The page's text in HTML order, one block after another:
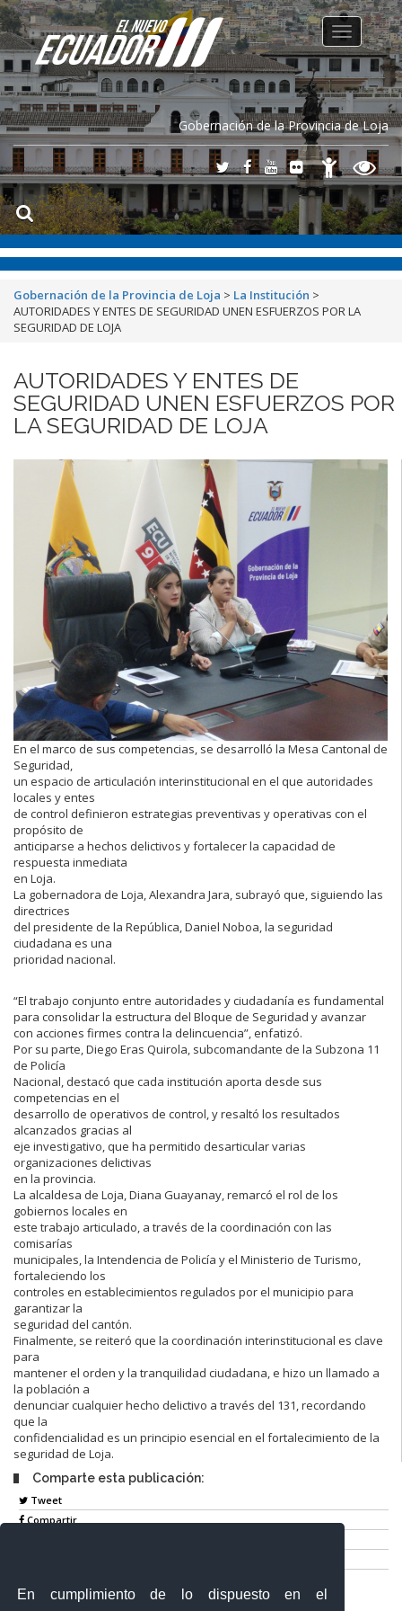
En cumplimiento de lo dispuesto en el
Gobernación de la Provincia de Loja
Toggle
navigation
Gobernación de la Provincia de Loja > La Institución >
AUTORIDADES Y ENTES DE SEGURIDAD UNEN ESFUERZOS POR LA
SEGURIDAD DE LOJA
AUTORIDADES Y ENTES DE
SEGURIDAD UNEN ESFUERZOS POR
LA SEGURIDAD DE LOJA
En el marco de sus competencias, se desarrolló la Mesa Cantonal de
Seguridad,
un espacio de articulación interinstitucional en el que autoridades
locales y entes
de control definieron estrategias preventivas y operativas con el
propósito de
anticiparse a hechos delictivos y fortalecer la capacidad de
respuesta inmediata
en Loja.
La gobernadora de Loja, Alexandra Jara, subrayó que, siguiendo las
directrices
del presidente de la República, Daniel Noboa, la seguridad
ciudadana es una
prioridad nacional.
“El trabajo conjunto entre autoridades y ciudadanía es fundamental
para consolidar la estructura del Bloque de Seguridad y avanzar
con acciones firmes contra la delincuencia”, enfatizó.
Por su parte, Diego Eras Quirola, subcomandante de la Subzona 11
de Policía
Nacional, destacó que cada institución aporta desde sus
competencias en el
desarrollo de operativos de control, y resaltó los resultados
alcanzados gracias al
eje investigativo, que ha permitido desarticular varias
organizaciones delictivas
en la provincia.
La alcaldesa de Loja, Diana Guayanay, remarcó el rol de los
gobiernos locales en
este trabajo articulado, a través de la coordinación con las
comisarías
municipales, la Intendencia de Policía y el Ministerio de Turismo,
fortaleciendo los
controles en establecimientos regulados por el municipio para
garantizar la
seguridad del cantón.
Finalmente, se reiteró que la coordinación interinstitucional es clave
para
mantener el orden y la tranquilidad ciudadana, e hizo un llamado a
la población a
denunciar cualquier hecho delictivo a través del 131, recordando
que la
confidencialidad es un principio esencial en el fortalecimiento de la
seguridad de Loja.
Comparte esta publicación:
Tweet
Compartir
Entérate